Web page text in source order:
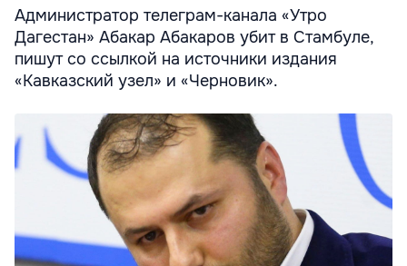
Администратор телеграм-канала «Утро
Дагестан» Абакар Абакаров убит в Стамбуле,
пишут со ссылкой на источники издания
«Кавказский узел» и «Черновик».